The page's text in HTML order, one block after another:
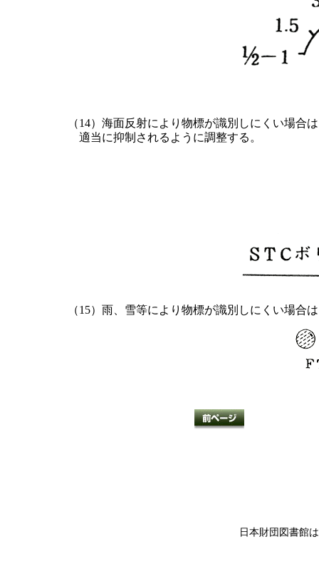
（14）海面反射により物標が識別しにくい場合
適当に抑制されるように調整する。
（15）雨、雪等により物標が識別しにくい場合
日本財団図書館